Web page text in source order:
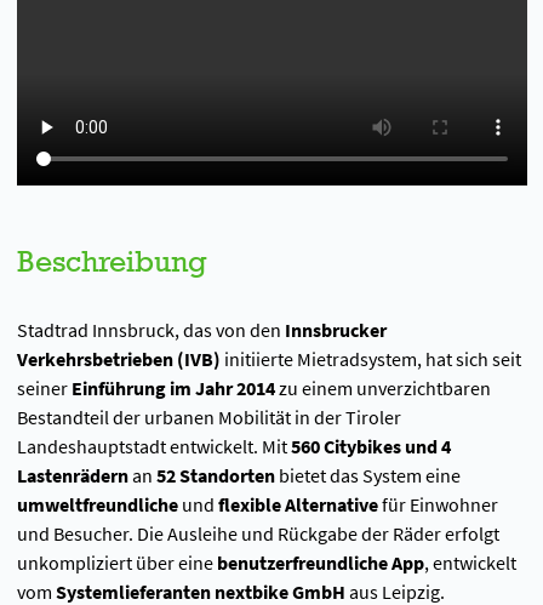
Beschreibung
Stadtrad Innsbruck, das von den Innsbrucker
Verkehrsbetrieben (IVB) initiierte Mietradsystem, hat sich seit
seiner Einführung im Jahr 2014zu einem unverzichtbaren
Bestandteil der urbanen Mobilität in der Tiroler
Landeshauptstadt entwickelt. Mit560 Citybikes und 4
Lastenrädernan 52 Standortenbietet das System eine
umweltfreundlicheund flexible Alternativefür Einwohner
und Besucher. Die Ausleihe und Rückgabe der Räder erfolgt
unkompliziert über eine benutzerfreundliche App, entwickelt
vom Systemlieferanten nextbike GmbH aus Leipzig.